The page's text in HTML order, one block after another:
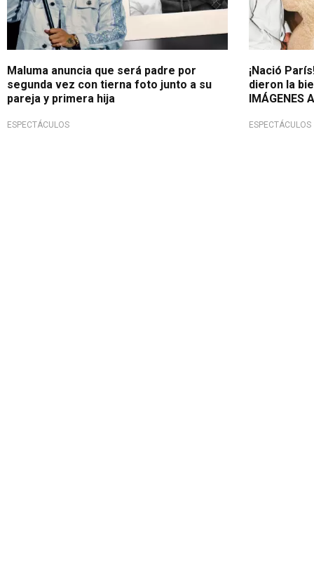
Maluma anuncia que será padre por
segunda vez con tierna foto junto a su
pareja y primera hija
ESPECTÁCULOS
¡Nació
dieron la
IMÁGENES
ESPECTÁCULOS